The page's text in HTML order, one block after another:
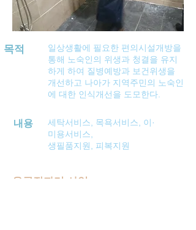
목적
일상생활에 필요한 편의시설개방을
통해 노숙인의 위생과 청결을 유지
하게 하여 질병예방과 보건위생을
개선하고 나아가 지역주민의 노숙인
에 대한 인식개선을 도모한다.
내용
세탁서비스, 목욕서비스, 이·
미용서비스,
생필품지원, 피복지원
응급잠자리 사업